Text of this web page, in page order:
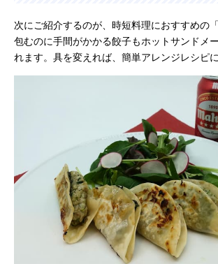
次にご紹介するのが、時短料理におすすめの「
包むのに手間がかかる餃子もホットサンドメ
れます。具を変えれば、簡単アレンジレシピ